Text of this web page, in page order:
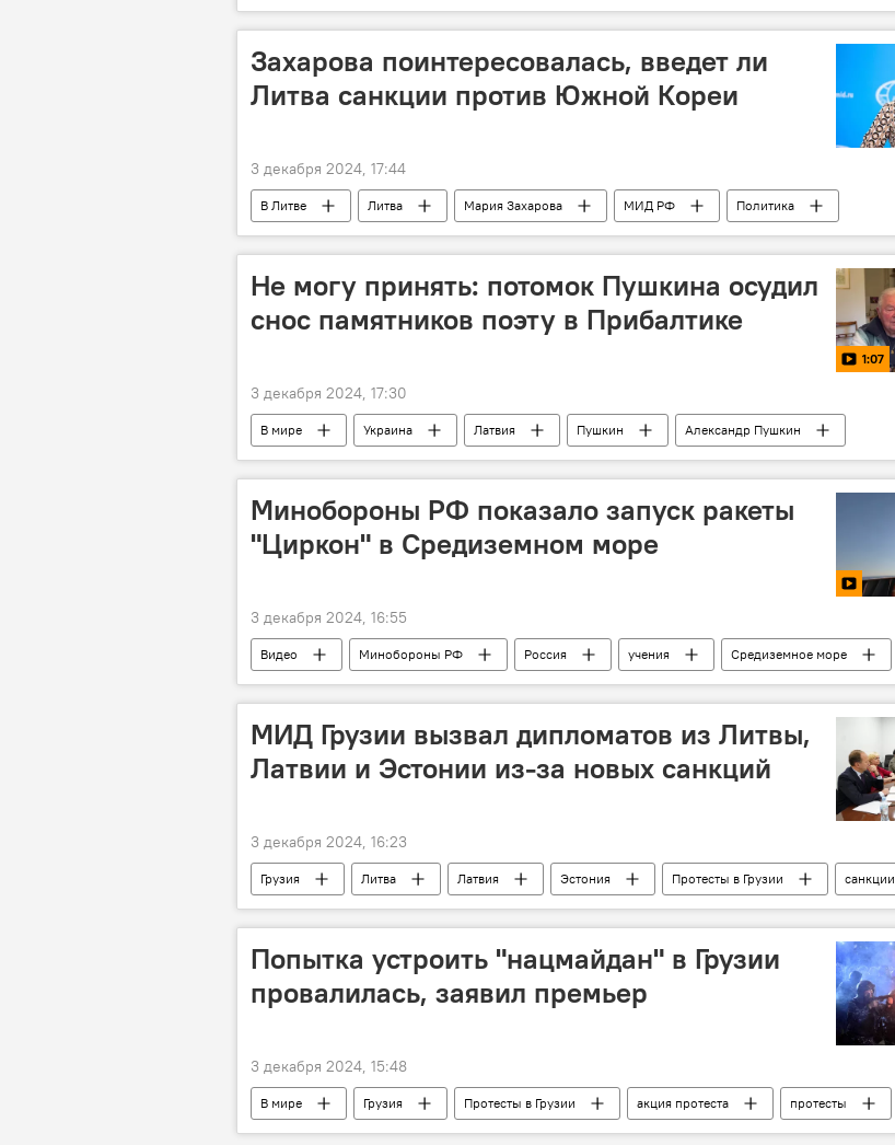
мигранты
Захарова поинтересовалась, введет ли
Литва санкции против Южной Кореи
3 декабря 2024, 17:44
В Литве Литва Мария Захарова МИД РФ
Политика
Южная Корея
Не могу принять: потомок Пушкина осудил
снос памятников поэту в Прибалтике
1:07
3 декабря 2024, 17:30
В мире Украина Латвия Пушкин
Александр Пушкин
Общество
памятник
Минобороны РФ показало запуск ракеты
"Циркон" в Средиземном море
3 декабря 2024, 16:55
Видео Минобороны РФ Россия учения
Средиземное море
Мультимедиа
МИД Грузии вызвал дипломатов из Литвы,
Латвии и Эстонии из-за новых санкций
3 декабря 2024, 16:23
Грузия Литва Латвия Эстония Протесты в Грузии
санкции
Политика
Общество ограничения запрет на въезд
Попытка устроить "нацмайдан" в Грузии
провалилась, заявил премьер
3 декабря 2024, 15:48
В мире Грузия Протесты в Грузии акция протеста
протесты
Политика
Общество